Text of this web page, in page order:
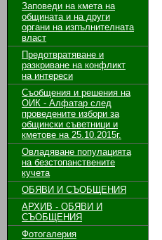
Заповеди на кмета на
общината и на други
органи на изпълнителната
власт
Предотвратяване и
разкриване на конфликт
на интереси
Съобщения и решения на
ОИК - Алфатар след
проведените избори за
общински съветници и
кметове на 25.10.2015г.
Овладяване популацията
на безстопанствените
кучета
ОБЯВИ И СЪОБЩЕНИЯ
АРХИВ - ОБЯВИ И
СЪОБЩЕНИЯ
Фотогалерия